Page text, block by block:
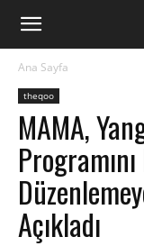
Ana Sayfa
theqoo
MAMA,
Açıkladı